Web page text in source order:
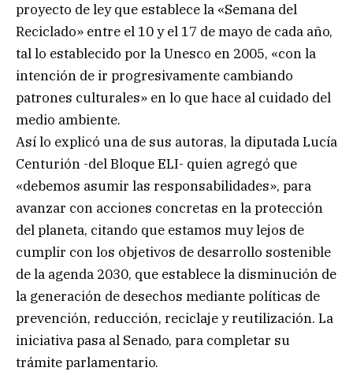
proyecto de ley que establece la «Semana del
Reciclado» entre el 10 y el 17 de mayo de cada año,
tal lo establecido por la Unesco en 2005, «con la
intención de ir progresivamente cambiando
patrones culturales» en lo que hace al cuidado del
medio ambiente.
Así lo explicó una de sus autoras, la diputada Lucía
Centurión -del Bloque ELI- quien agregó que
«debemos asumir las responsabilidades», para
avanzar con acciones concretas en la protección
del planeta, citando que estamos muy lejos de
cumplir con los objetivos de desarrollo sostenible
de la agenda 2030, que establece la disminución de
la generación de desechos mediante políticas de
prevención, reducción, reciclaje y reutilización. La
iniciativa pasa al Senado, para completar su
trámite parlamentario.